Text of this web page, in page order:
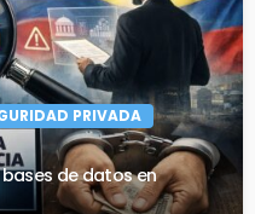
PRIVADA
de datos en